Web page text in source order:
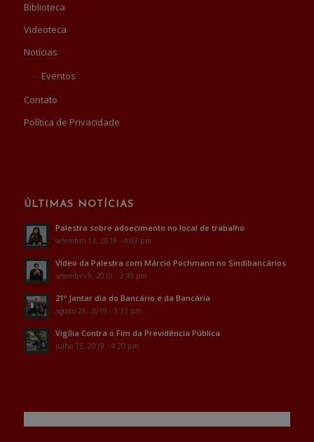
Biblioteca
Videoteca
Notícias
Eventos
Contato
Política de Privacidade
ÚLTIMAS NOTÍCIAS
Palestra sobre adoecimento no local de trabalho
setembro 13, 2019 - 4:02 pm
Vídeo da Palestra com Márcio Pochmann no Sindibancários
setembro 9, 2019 - 2:49 pm
21º Jantar dia do Bancário e da Bancária
agosto 28, 2019 - 3:33 pm
Vigília Contra o Fim da Previdência Pública
julho 15, 2019 - 4:20 pm